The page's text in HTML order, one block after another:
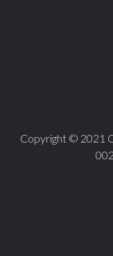
Copyright © 2021